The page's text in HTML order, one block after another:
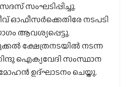
സംഘടിപ്പിച്ചു.
ഓഫീസര്‍ക്കെതിരേ നടപടി
ആവശ്യപ്പെട്ടു.
ക്ഷേത്രനടയില്‍ നടന്ന
ഐക്യവേദി സംസ്ഥാന
മോഹന്‍ ഉദ്ഘാടനം ചെയ്തു.